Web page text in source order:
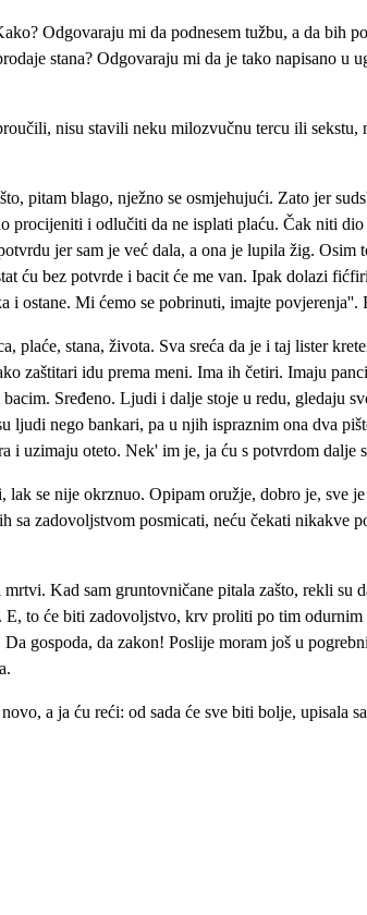
Odgovaraju mi da podnesem tužbu, a da bih
stana? Odgovaraju mi da je tako napisano u
nisu stavili neku milozvučnu tercu ili
pitam blago, nježno se osmjehujući. Zato jer
procijeniti i odlučiti da ne isplati plaću. Čak niti
jer sam je već dala, a ona je lupila žig. Osim
ću bez potvrde i bacit će me van. Ipak dolazi
i ostane. Mi ćemo se pobrinuti, imajte povjerenja''.
stana, života. Sva sreća da je i taj lister
zaštitari idu prema meni. Ima ih četiri. Imaju
Sređeno. Ljudi i dalje stoje u redu, gledaju
nego bankari, pa u njih ispraznim ona dva
i uzimaju oteto. Nek' im je, ja ću s potvrdom dalje
se nije okrznuo. Opipam oružje, dobro je, sve
zadovoljstvom posmicati, neću čekati nikakve
Kad sam gruntovničane pitala zašto, rekli su
to će biti zadovoljstvo, krv proliti po tim
gospoda, da zakon! Poslije moram još u
a ja ću reći: od sada će sve biti bolje, upisala